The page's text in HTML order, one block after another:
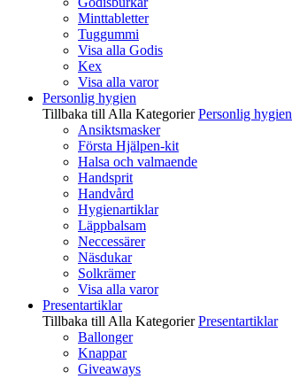
Minttabletter
Tuggummi
Visa alla Godis
Kex
Visa alla varor
Personlig hygien
Tillbaka till Alla Kategorier Personlig hygien
Ansiktsmasker
Första Hjälpen-kit
Halsa och valmaende
Handsprit
Handvård
Hygienartiklar
Läppbalsam
Neccessärer
Näsdukar
Solkrämer
Visa alla varor
Presentartiklar
Tillbaka till Alla Kategorier Presentartiklar
Ballonger
Knappar
Giveaways